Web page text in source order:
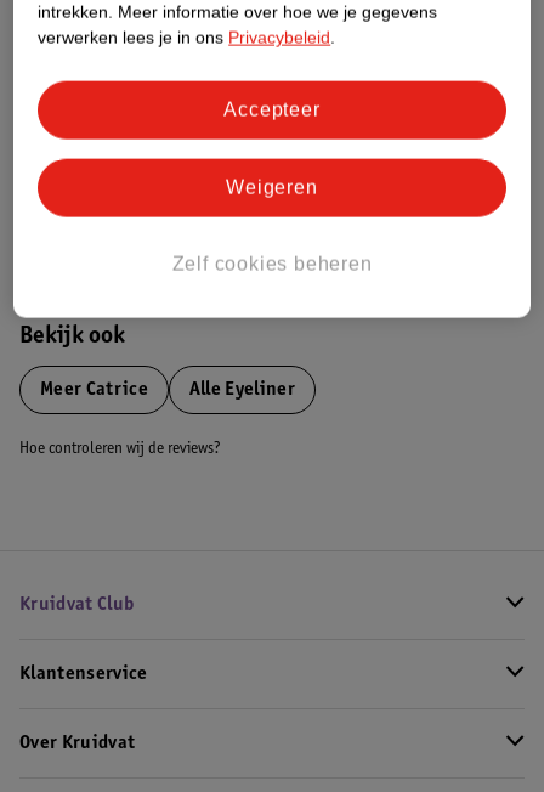
Impact Score.
Bekijk ook
Meer Catrice Alle Eyeliner
Hoe controleren wij de reviews?
Kruidvat Club
Klantenservice
Over Kruidvat
intrekken. Meer informatie over hoe we je gegevens
verwerken lees je in ons Privacybeleid.
Zelf cookies beheren
Weigeren
Accepteer